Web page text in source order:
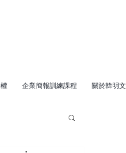
企業簡報訓練課程 關於韓明文